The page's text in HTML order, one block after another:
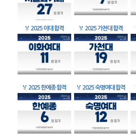
🏅 2025 이대 합격 🏅 2025 가천대 합격
🏅 2025 한예종 합격 🏅 2025 숙명여대 합격